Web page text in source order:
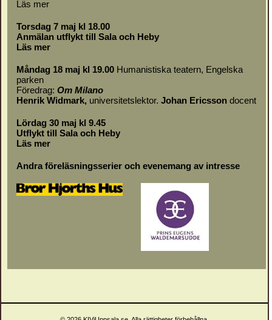
Läs mer
Torsdag 7 maj kl 18.00
Anmälan utflykt till Sala och Heby
Läs mer
Måndag 18 maj kl 19.00 Humanistiska teatern, Engelska
parken
Föredrag: Om Milano
Henrik Widmark, universitetslektor. Johan Ericsson docent
Lördag 30 maj kl 9.45
Utflykt till Sala och Heby
Läs mer
Andra föreläsningsserier och evenemang av intresse